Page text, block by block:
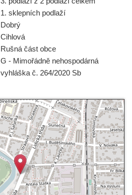
1. sklepních podlaží
Dobrý
Cihlová
Rušná část obce
G - Mimořádně nehospodárná
vyhláška č. 264/2020 Sb